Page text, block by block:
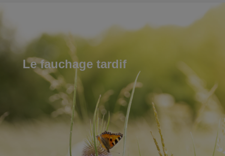
Le fauchage tardif